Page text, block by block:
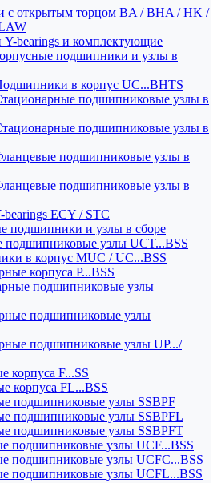
с открытым торцом BA / BHA / HK /
bearings и комплектующие
подшипники и узлы в
в корпус UC...BHTS
подшипниковые узлы в
подшипниковые узлы в
подшипниковые узлы в
подшипниковые узлы в
ECY / STC
подшипники и узлы в сборе
узлы UCT...BSS
в корпус MUC / UC...BSS
корпуса P...BSS
подшипниковые узлы
подшипниковые узлы
подшипниковые узлы UP.../
корпуса F...SS
корпуса FL...BSS
подшипниковые узлы SSBPF
подшипниковые узлы SSBPFL
подшипниковые узлы SSBPFT
подшипниковые узлы UCF...BSS
подшипниковые узлы UCFC...BSS
подшипниковые узлы UCFL...BSS